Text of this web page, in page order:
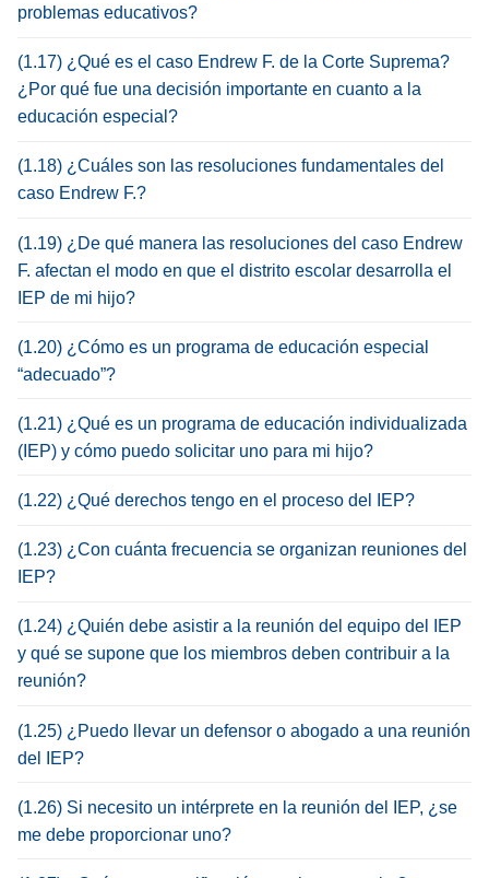
problemas educativos?
(1.17) ¿Qué es el caso Endrew F. de la Corte Suprema?
¿Por qué fue una decisión importante en cuanto a la
educación especial?
(1.18) ¿Cuáles son las resoluciones fundamentales del
caso Endrew F.?
(1.19) ¿De qué manera las resoluciones del caso Endrew
F. afectan el modo en que el distrito escolar desarrolla el
IEP de mi hijo?
(1.20) ¿Cómo es un programa de educación especial
“adecuado”?
(1.21) ¿Qué es un programa de educación individualizada
(IEP) y cómo puedo solicitar uno para mi hijo?
(1.22) ¿Qué derechos tengo en el proceso del IEP?
(1.23) ¿Con cuánta frecuencia se organizan reuniones del
IEP?
(1.24) ¿Quién debe asistir a la reunión del equipo del IEP
y qué se supone que los miembros deben contribuir a la
reunión?
(1.25) ¿Puedo llevar un defensor o abogado a una reunión
del IEP?
(1.26) Si necesito un intérprete en la reunión del IEP, ¿se
me debe proporcionar uno?